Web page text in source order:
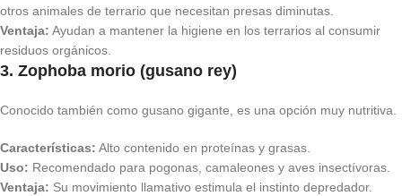
otros animales de terrario que necesitan presas diminutas.
Ventaja: Ayudan a mantener la higiene en los terrarios al consumir
residuos orgánicos.
3. Zophoba morio (gusano rey)
Conocido también como gusano gigante, es una opción muy nutritiva.
Características: Alto contenido en proteínas y grasas.
Uso: Recomendado para pogonas, camaleones y aves insectívoras.
Ventaja: Su movimiento llamativo estimula el instinto depredador.